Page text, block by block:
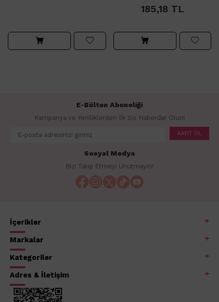
185,18 TL
E-Bülten Aboneliği
Kampanya ve Yeniliklerden İlk Siz Haberdar Olun!
KAYIT OL
Sosyal Medya
Bizi Takip Etmeyi Unutmayın!
İçerikler
Markalar
Kategoriler
Adres & İletişim